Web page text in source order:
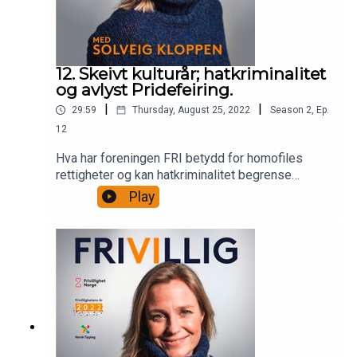
12. Skeivt kulturår; hatkriminalitet
og avlyst Pridefeiring.
29:59 | Thursday, August 25, 2022 | Season 2, Ep.
12
Hva har foreningen FRI betydd for homofiles
rettigheter og kan hatkriminalitet begrense
friheten til å danne foreninger som er nedfelt i
menneskerettighetene? Dette er to store
spørsmål som Solveig Kloppen ønsker å finne
svar på i denne episoden av "Frivillig med Solveig
Kloppen" Gjest er, Bård Nylund, tidligere leder for
LLH og en av forfatterene bak boka "Homo"
Play